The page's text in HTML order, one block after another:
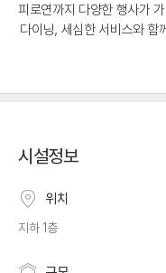
피로연까지 다양한 행사가
다이닝, 세심한 서비스와 함
시설정보
위치
지하 1층